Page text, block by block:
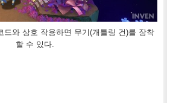
와 상호 작용하면 무기(개틀링 건)를 장착
할 수 있다.